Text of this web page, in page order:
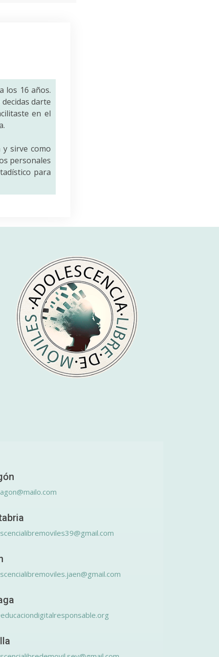
los 16 años.
darte
en el
y sirve como
personales
para